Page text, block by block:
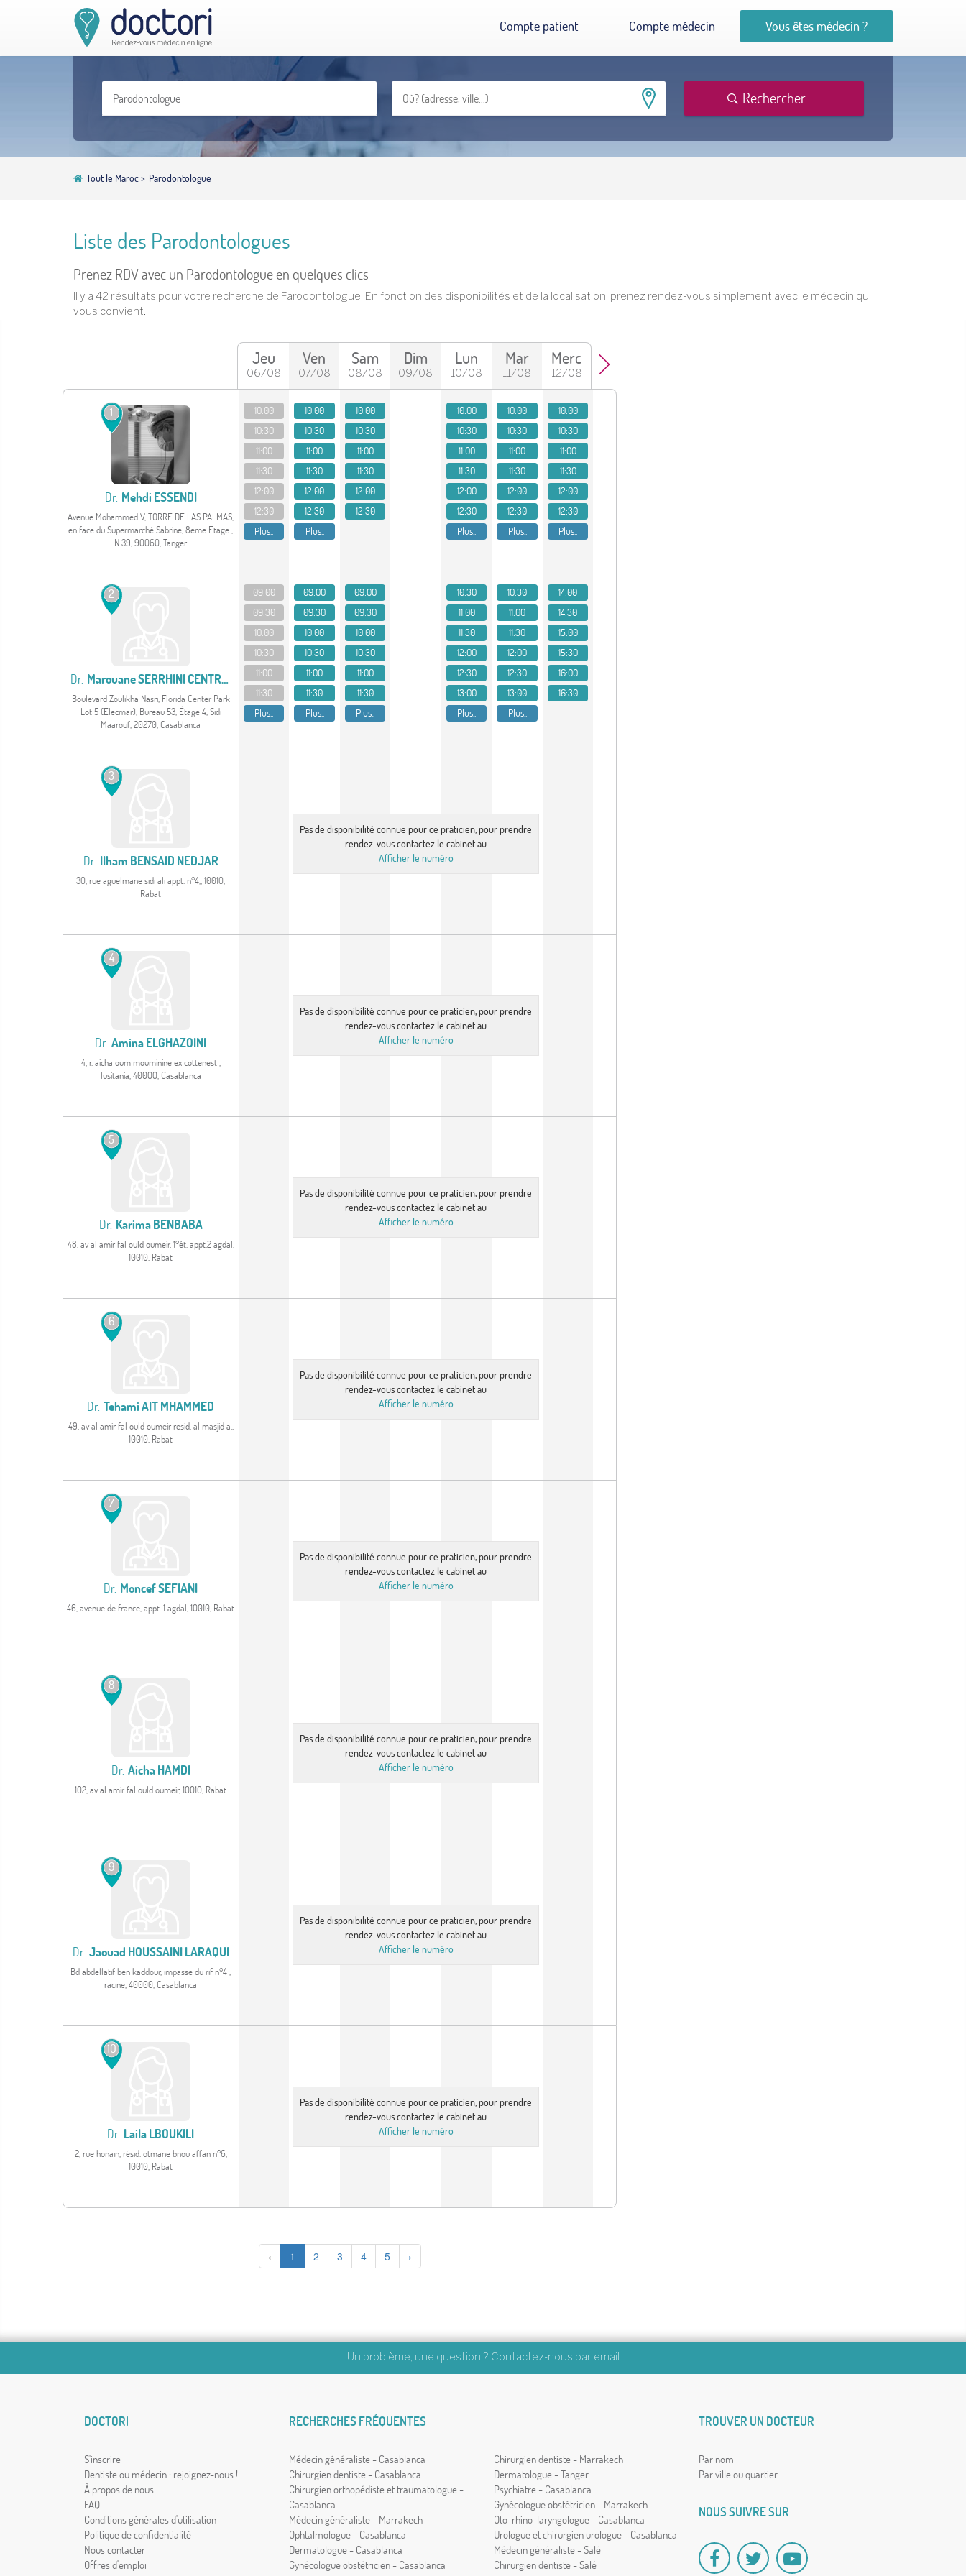
Compte patient Compte médecin Vous êtes médecin ?
Rechercher
Tout le Maroc> Parodontologue
Liste des Parodontologues
Prenez RDV avec un Parodontologue en quelques clics
Il y a 42 résultats pour votre recherche de Parodontologue. En fonction des disponibilités et de la localisation, prenez rendez-vous simplement avec le médecin qui
vous convient.
Jeu
06/08
Ven
07/08
Sam
08/08
Dim
09/08
Lun
10/08
Mar
11/08
Merc
12/08
1
Dr. Mehdi ESSENDI
Avenue Mohammed V, TORRE DE LAS PALMAS,
en face du Supermarché Sabrine, 8eme Etage ,
N 39, 90060, Tanger
10:00
10:30
11:00
11:30
12:00
12:30
Plus..
10:00
10:30
11:00
11:30
12:00
12:30
Plus..
10:00
10:30
11:00
11:30
12:00
12:30
10:00
10:30
11:00
11:30
12:00
12:30
Plus..
10:00
10:30
11:00
11:30
12:00
12:30
Plus..
10:00
10:30
11:00
11:30
12:00
12:30
Plus..
2
Dr. Marouane SERRHINI CENTRE DENTAIRE LA ROCHE
Boulevard Zoulikha Nasri, Florida Center Park
Lot 5 (Elecmar), Bureau 53, Étage 4, Sidi
Maarouf, 20270, Casablanca
09:00
09:30
10:00
10:30
11:00
11:30
Plus..
09:00
09:30
10:00
10:30
11:00
11:30
Plus..
09:00
09:30
10:00
10:30
11:00
11:30
Plus..
10:30
11:00
11:30
12:00
12:30
13:00
Plus..
10:30
11:00
11:30
12:00
12:30
13:00
Plus..
14:00
14:30
15:00
15:30
16:00
16:30
3
Dr. Ilham BENSAID NEDJAR
30, rue aguelmane sidi ali appt. n°4,, 10010,
Rabat
Pas de disponibilité connue pour ce praticien, pour prendre
rendez-vous contactez le cabinet au
Afficher le numéro
4
Dr. Amina ELGHAZOINI
4, r. aicha oum mouminine ex cottenest ,
lusitania, 40000, Casablanca
Pas de disponibilité connue pour ce praticien, pour prendre
rendez-vous contactez le cabinet au
Afficher le numéro
5
Dr. Karima BENBABA
48, av al amir fal ould oumeir, 1°ét. appt.2 agdal,
10010, Rabat
Pas de disponibilité connue pour ce praticien, pour prendre
rendez-vous contactez le cabinet au
Afficher le numéro
6
Dr. Tehami AIT MHAMMED
49, av al amir fal ould oumeir resid. al masjid a,,
10010, Rabat
Pas de disponibilité connue pour ce praticien, pour prendre
rendez-vous contactez le cabinet au
Afficher le numéro
7
Dr. Moncef SEFIANI
46, avenue de france, appt. 1 agdal, 10010, Rabat
Pas de disponibilité connue pour ce praticien, pour prendre
rendez-vous contactez le cabinet au
Afficher le numéro
8
Dr. Aicha HAMDI
102, av al amir fal ould oumeir, 10010, Rabat
Pas de disponibilité connue pour ce praticien, pour prendre
rendez-vous contactez le cabinet au
Afficher le numéro
9
Dr. Jaouad HOUSSAINI LARAQUI
Bd abdellatif ben kaddour, impasse du rif n°4 ,
racine, 40000, Casablanca
Pas de disponibilité connue pour ce praticien, pour prendre
rendez-vous contactez le cabinet au
Afficher le numéro
10
Dr. Laila LBOUKILI
2, rue honaïn, résid. otmane bnou affan n°6,
10010, Rabat
Pas de disponibilité connue pour ce praticien, pour prendre
rendez-vous contactez le cabinet au
Afficher le numéro
‹ 1 2 3 4 5 ›
Un problème, une question ? Contactez-nous par email
DOCTORI
S'inscrire
Dentiste ou médecin : rejoignez-nous !
À propos de nous
FAQ
Conditions générales d'utilisation
Politique de confidentialité
Nous contacter
Offres d'emploi
RECHERCHES FRÉQUENTES
Médecin généraliste - Casablanca
Chirurgien dentiste - Casablanca
Chirurgien orthopédiste et traumatologue -
Casablanca
Médecin généraliste - Marrakech
Ophtalmologue - Casablanca
Dermatologue - Casablanca
Gynécologue obstétricien - Casablanca
Chirurgien dentiste - Marrakech
Dermatologue - Tanger
Psychiatre - Casablanca
Gynécologue obstétricien - Marrakech
Oto-rhino-laryngologue - Casablanca
Urologue et chirurgien urologue - Casablanca
Médecin généraliste - Salé
Chirurgien dentiste - Salé
TROUVER UN DOCTEUR
Par nom
Par ville ou quartier
NOUS SUIVRE SUR